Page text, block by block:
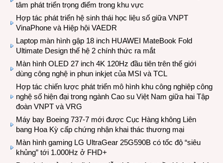
tâm phát triển trọng điểm trong khu vực
Hợp tác phát triển hệ sinh thái học liệu số giữa VNPT
VinaPhone và Hiệp hội VAEDR
Laptop màn hình gập 18 inch HUAWEI MateBook Fold
Ultimate Design thế hệ 2 chính thức ra mắt
Màn hình OLED 27 inch 4K 120Hz đầu tiên trên thế giới
dùng công nghệ in phun inkjet của MSI và TCL
Hợp tác chiến lược phát triển mô hình khu công nghiệp công
nghệ số hiện đại trong ngành Cao su Việt Nam giữa hai Tập
đoàn VNPT và VRG
Máy bay Boeing 737-7 mới được Cục Hàng không Liên
bang Hoa Kỳ cấp chứng nhận khai thác thương mại
Màn hình gaming LG UltraGear 25G590B có tốc độ “siêu
khủng” tới 1.000Hz ở FHD+